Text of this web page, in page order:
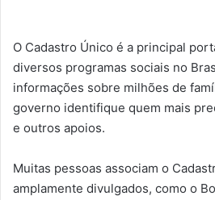
O Cadastro Único é a principal
diversos programas sociais no
informações sobre milhões de
governo identifique quem mais
e outros apoios.
Muitas pessoas associam o
amplamente divulgados, como o